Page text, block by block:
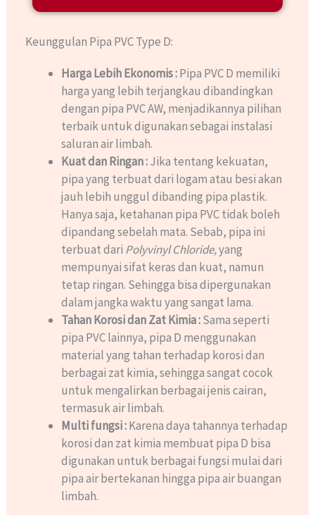
Keunggulan Pipa PVC Type D:
Harga Lebih Ekonomis :Pipa PVC D memiliki
harga yang lebih terjangkau dibandingkan
dengan pipa PVC AW, menjadikannya pilihan
terbaik untuk digunakan sebagai instalasi
saluran air limbah.
Kuat dan Ringan :Jika tentang kekuatan,
pipa yang terbuat dari logam atau besi akan
jauh lebih unggul dibanding pipa plastik.
Hanya saja, ketahanan pipa PVC tidak boleh
dipandang sebelah mata. Sebab, pipa ini
terbuat dari Polyvinyl Chloride,yang
mempunyai sifat keras dan kuat, namun
tetap ringan. Sehingga bisa dipergunakan
dalam jangka waktu yang sangat lama.
Tahan Korosi dan Zat Kimia :Sama seperti
pipa PVC lainnya, pipa D menggunakan
material yang tahan terhadap korosi dan
berbagai zat kimia, sehingga sangat cocok
untuk mengalirkan berbagai jenis cairan,
termasuk air limbah.
Multi fungsi :Karena daya tahannya terhadap
korosi dan zat kimia membuat pipa D bisa
digunakan untuk berbagai fungsi mulai dari
pipa air bertekanan hingga pipa air buangan
limbah.